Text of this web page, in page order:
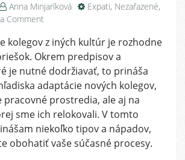
Anna Minjaríková Expati, Nezařazené,
Comment
tipy
k
obohateniu
on-
boardingu
a
adaptácie
cudzincov
vo
kolegov z iných kultúr je rozhodne
Okrem predpisov a
je nutné dodržiavať, to prináša
adaptácie nových kolegov,
pracovné prostredia, ale aj na
sme ich relokovali. V tomto
niekoľko tipov a nápadov,
obohatiť vaše súčasné procesy.